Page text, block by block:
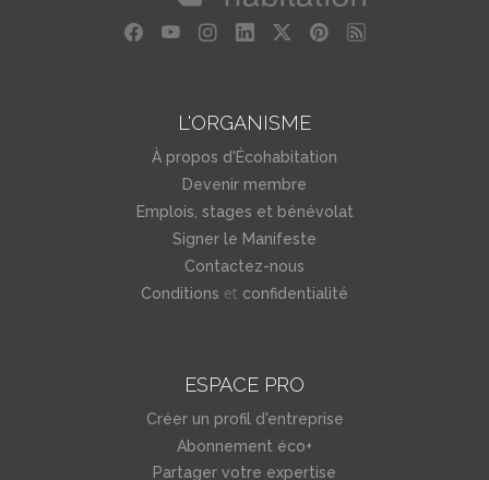
L'ORGANISME
À propos d'Écohabitation
Devenir membre
Emplois, stages et bénévolat
Signer le Manifeste
Contactez-nous
Conditions et confidentialité
ESPACE PRO
Créer un profil d'entreprise
Abonnement éco+
Partager votre expertise